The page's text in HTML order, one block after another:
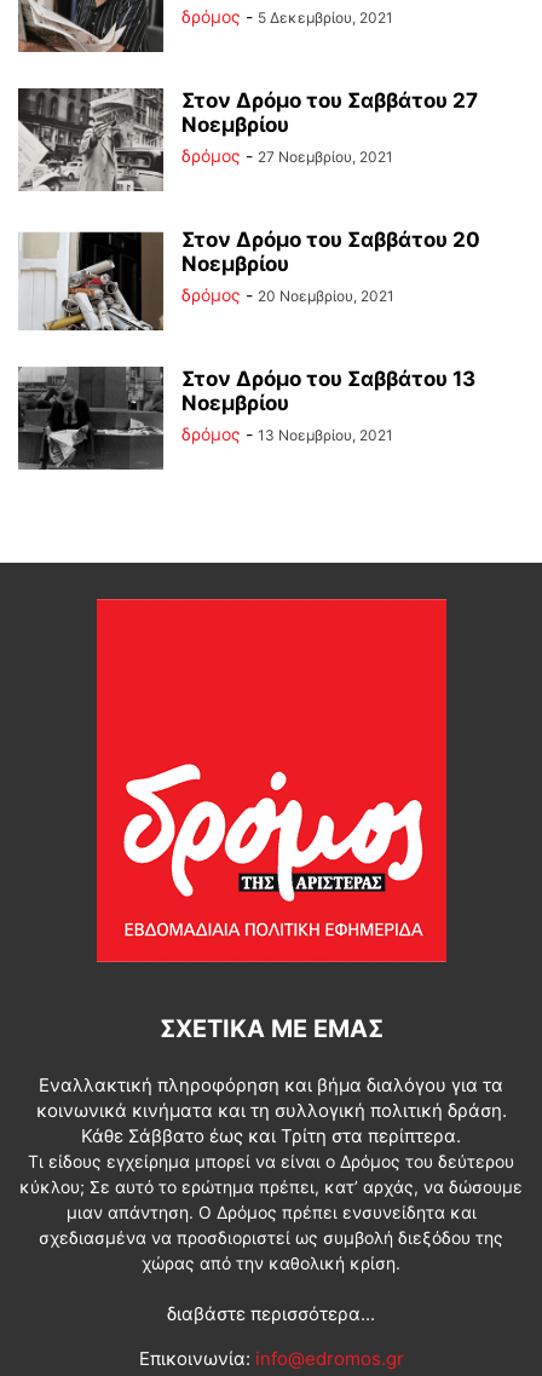
δρόμος - 5 Δεκεμβρίου, 2021
Στον Δρόμο του Σαββάτου 27
Νοεμβρίου
δρόμος - 27 Νοεμβρίου, 2021
Στον Δρόμο του Σαββάτου 20
Νοεμβρίου
δρόμος - 20 Νοεμβρίου, 2021
Στον Δρόμο του Σαββάτου 13
Νοεμβρίου
δρόμος - 13 Νοεμβρίου, 2021
ΣΧΕΤΙΚΆ ΜΕ ΕΜΆΣ
Εναλλακτική πληροφόρηση και βήμα διαλόγου για τα
κοινωνικά κινήματα και τη συλλογική πολιτική δράση.
Κάθε Σάββατο έως και Τρίτη στα περίπτερα.
Τι είδους εγχείρημα μπορεί να είναι ο Δρόμος του δεύτερου
κύκλου; Σε αυτό το ερώτημα πρέπει, κατ’ αρχάς, να δώσουμε
μιαν απάντηση. Ο Δρόμος πρέπει ενσυνείδητα και
σχεδιασμένα να προσδιοριστεί ως συμβολή διεξόδου της
χώρας από την καθολική κρίση.
διαβάστε περισσότερα...
Επικοινωνία: info@edromos.gr